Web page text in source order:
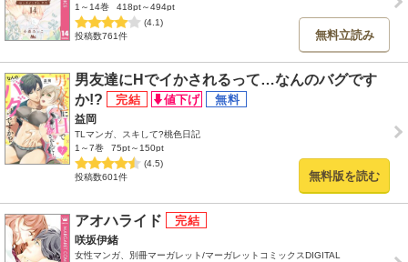
1～14巻
418pt～494pt
(4.1)
投稿数761件
無料立読み
男友達にHでイかされるって…なんのバグです
か!?
益岡
TLマンガ、スキして?桃色日記
1～7巻
75pt～150pt
(4.5)
投稿数601件
無料版を読む
アオハライド
咲坂伊緒
女性マンガ、別冊マーガレット/マーガレットコミックスDIGITAL